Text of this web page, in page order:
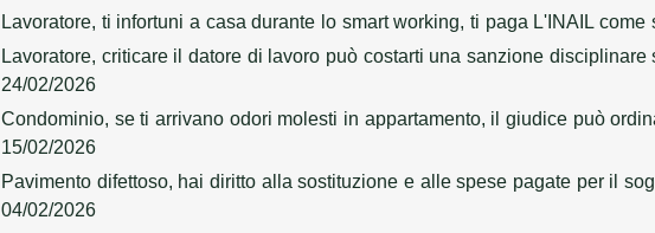
Lavoratore, ti infortuni a casa durante lo smart working, ti paga L'INAIL
Lavoratore, criticare il datore di lavoro può costarti una sanzione
24/02/2026
Condominio, se ti arrivano odori molesti in appartamento, il giudice può
15/02/2026
Pavimento difettoso, hai diritto alla sostituzione e alle spese pagate per il
04/02/2026